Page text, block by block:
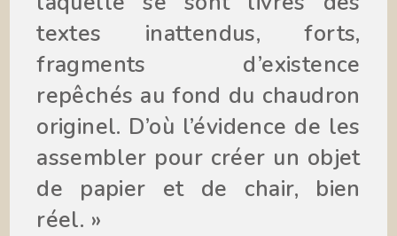
textes inattendus, forts,
fragments d’existence
repêchés au fond du chaudron
originel. D’où l’évidence de les
assembler pour créer un objet
de papier et de chair, bien
réel. »